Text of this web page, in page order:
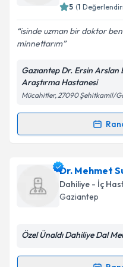
Kişisel verilerimin
Metni'ni okudum
kapsamda
5 (1
isinde uzman bir doktor
minnettarım
Gazıantep Dr. Ersin Arslan
Araştırma Hastanesi
Mücahitler, 27090 Şehitkamil/
Randevu
Dr. Ramazan
oluşturun. Size bu
takvim
Dr. Mehmet
Dahiliye - İç
Gaziantep
Özel Ünaldı Dahiliye Dal